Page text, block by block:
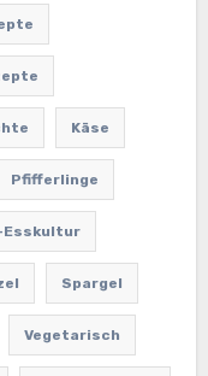
Käse
Pfifferlinge
Esskultur
Spargel
Vegetarisch